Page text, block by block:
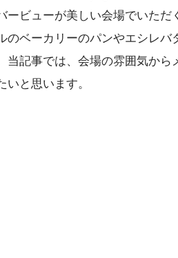
ービューが美しい会場でいただ
のベーカリーのパンやエシレバ
記事では、会場の雰囲気から
と思います。